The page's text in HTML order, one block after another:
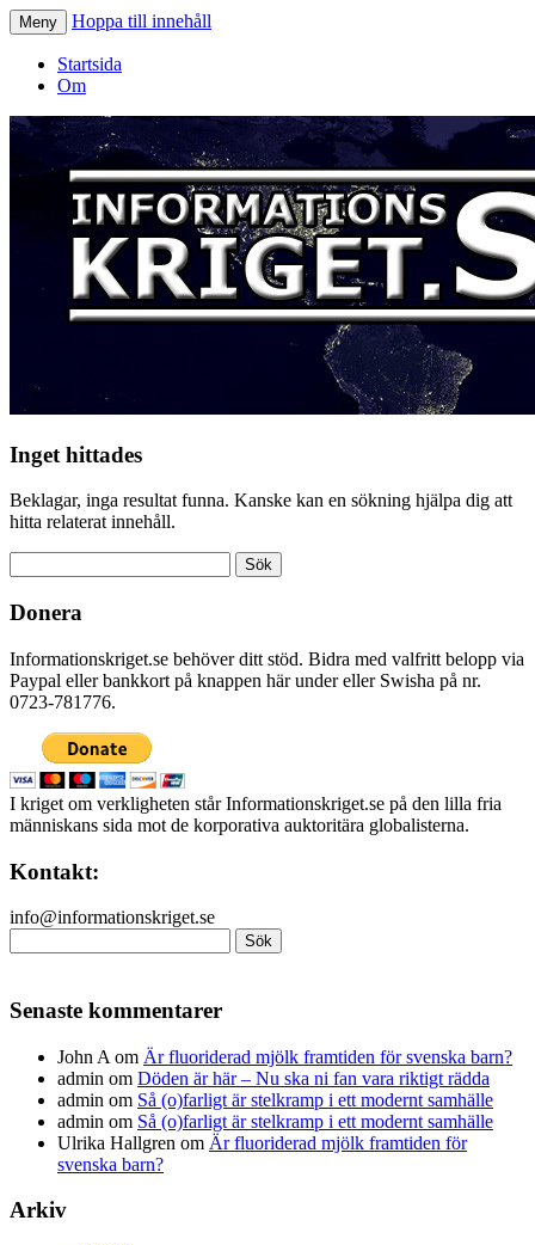
Informationskriget.se
Meny Hoppa till innehåll
Startsida
Om
Inget hittades
Beklagar, inga resultat funna. Kanske kan en sökning hjälpa dig att
hitta relaterat innehåll.
efter:
Donera
Informationskriget.se behöver ditt stöd. Bidra med valfritt belopp via
Paypal eller bankkort på knappen här under eller Swisha på nr.
0723-781776.
I kriget om verkligheten står Informationskriget.se på den lilla fria
människans sida mot de korporativa auktoritära globalisterna.
Kontakt:
info@informationskriget.se
efter:
Senaste kommentarer
John A om Är fluoriderad mjölk framtiden för svenska barn?
admin om Döden är här – Nu ska ni fan vara riktigt rädda
admin om Så (o)farligt är stelkramp i ett modernt samhälle
admin om Så (o)farligt är stelkramp i ett modernt samhälle
Ulrika Hallgren om Är fluoriderad mjölk framtiden för
svenska barn?
Arkiv